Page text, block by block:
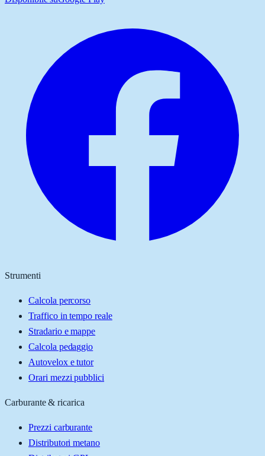
Strumenti
Calcola percorso
Traffico in tempo reale
Stradario e mappe
Calcola pedaggio
Autovelox e tutor
Orari mezzi pubblici
Carburante & ricarica
Prezzi carburante
Distributori metano